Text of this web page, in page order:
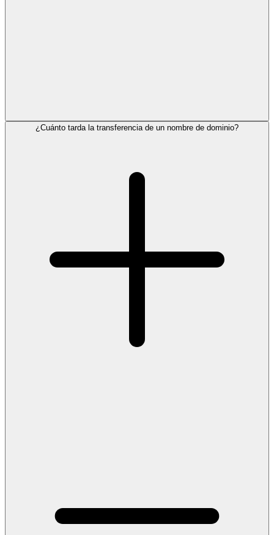
¿Cuánto tarda la transferencia de un nombre de dominio?